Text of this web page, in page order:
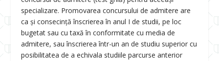
specializare. Promovarea concursului de admitere are
ca și consecință înscrierea în anul I de studii, pe loc
bugetat sau cu taxă în conformitate cu media de
admitere, sau înscrierea într-un an de studiu superior cu
posibilitatea de a echivala studiile parcurse anterior